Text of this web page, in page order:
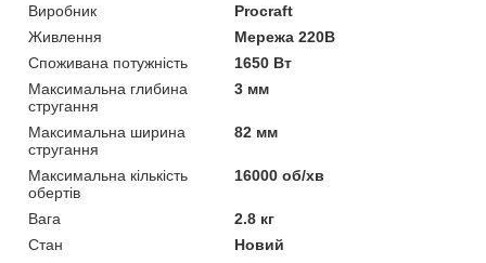
Виробник
Procraft
Живлення
Мережа 220В
Споживана потужність
1650 Вт
Максимальна глибина
стругання
3 мм
Максимальна ширина
стругання
82 мм
Максимальна кількість
обертів
16000 об/хв
Вага
2.8 кг
Стан
Новий